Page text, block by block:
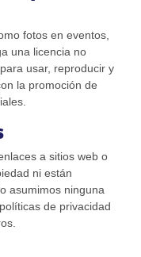
fotos en eventos,
una licencia no
usar, reproducir y
la promoción de
a sitios web o
ni están
asumimos ninguna
de privacidad